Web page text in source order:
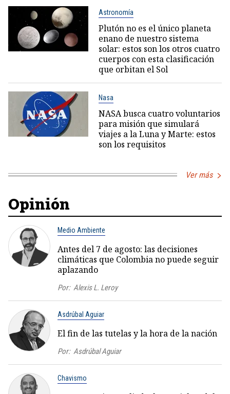
Astronomía
Plutón no es el único planeta
enano de nuestro sistema
solar: estos son los otros cuatro
cuerpos con esta clasificación
que orbitan el Sol
Nasa
NASA busca cuatro voluntarios
para misión que simulará
viajes a la Luna y Marte: estos
son los requisitos
Ver más
Opinión
Medio Ambiente
Antes del 7 de agosto: las decisiones
climáticas que Colombia no puede seguir
aplazando
Por: Alexis L. Leroy
Asdrúbal Aguiar
El fin de las tutelas y la hora de la nación
Por: Asdrúbal Aguiar
Chavismo